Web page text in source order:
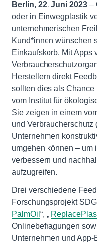
Berlin, 22. Juni 2023 –
oder in Einwegplastik
unternehmerischen
Kund*innen wünschen
Einkaufskorb. Mit Apps
Herstellern direkt
sollten dies als Chance
vom Institut für
Sie zeigen in einem
und Verbraucherschutz
Unternehmen
umgehen können – um
verbessern und
aufzugreifen.
Drei verschiedene
Forschungsprojekt
PalmOil “, „
Onlinebefragungen
Unternehmen und App-